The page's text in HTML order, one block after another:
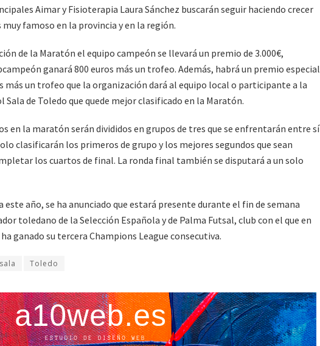
Aimar y Fisioterapia Laura Sánchez buscarán seguir haciendo crecer
muy famoso en la provincia y en la región.
de la Maratón el equipo campeón se llevará un premio de 3.000€,
ganará 800 euros más un trofeo. Además, habrá un premio especial
más un trofeo que la organización dará al equipo local o participante a la
Sala de Toledo que quede mejor clasificado en la Maratón.
en la maratón serán divididos en grupos de tres que se enfrentarán entre sí
clasificarán los primeros de grupo y los mejores segundos que sean
los cuartos de final. La ronda final también se disputará a un solo
este año, se ha anunciado que estará presente durante el fin de semana
toledano de la Selección Española y de Palma Futsal, club con el que en
ganado su tercera Champions League consecutiva.
Toledo